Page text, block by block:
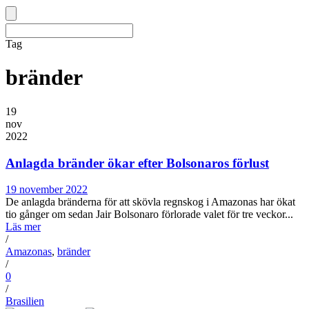
Tag
bränder
19
nov
2022
Anlagda bränder ökar efter Bolsonaros förlust
19 november 2022
De anlagda bränderna för att skövla regnskog i Amazonas har ökat
tio gånger om sedan Jair Bolsonaro förlorade valet för tre veckor...
Läs mer
/
Amazonas, bränder
/
0
/
Brasilien